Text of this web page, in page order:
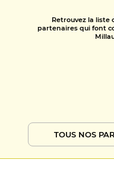
Retrouvez la liste
partenaires qui font
TOUS NOS